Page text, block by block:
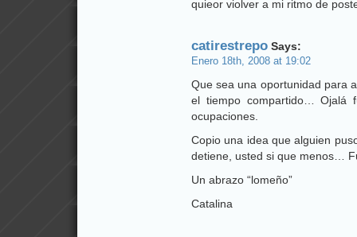
quieor violver a mi ritmo de
catirestrepo Says:
Enero 18th, 2008 at 19:02
Que sea una oportunidad para
el tiempo compartido… Ojalá
ocupaciones.
Copio una idea que alguien
detiene, usted si que menos…
Un abrazo “lomeño”
Catalina